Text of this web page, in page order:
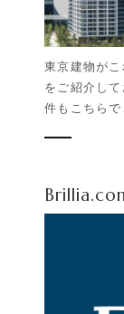
東京建物が
をご紹介し
件もこちらで